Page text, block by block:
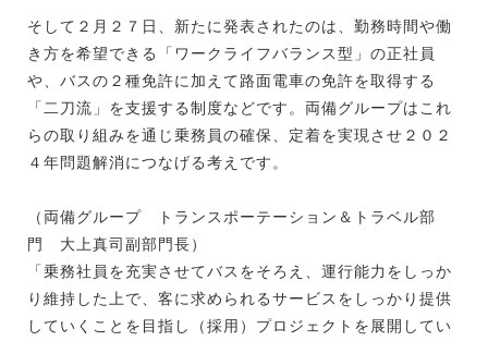
そして２月２７日、新たに発表されたのは、勤務時間や働
き方を希望できる「ワークライフバランス型」の正社員
や、バスの２種免許に加えて路面電車の免許を取得する
「二刀流」を支援する制度などです。両備グループはこれ
らの取り組みを通じ乗務員の確保、定着を実現させ２０２
４年問題解消につなげる考えです。
（両備グループ トランスポーテーション＆トラベル部
門 大上真司副部門長）
「乗務社員を充実させてバスをそろえ、運行能力をしっか
り維持した上で、客に求められるサービスをしっかり提供
していくことを目指し（採用）プロジェクトを展開してい